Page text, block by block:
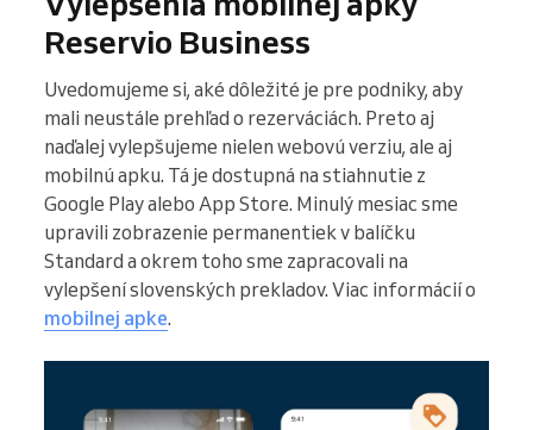
Reservio Business
Uvedomujeme si, aké dôležité je pre podniky, aby
mali neustále prehľad o rezerváciách. Preto aj
naďalej vylepšujeme nielen webovú verziu, ale aj
mobilnú apku. Tá je dostupná na stiahnutie z
Google Play alebo App Store. Minulý mesiac sme
upravili zobrazenie permanentiek v balíčku
Standard a okrem toho sme zapracovali na
vylepšení slovenských prekladov. Viac informácií o
mobilnej apke.